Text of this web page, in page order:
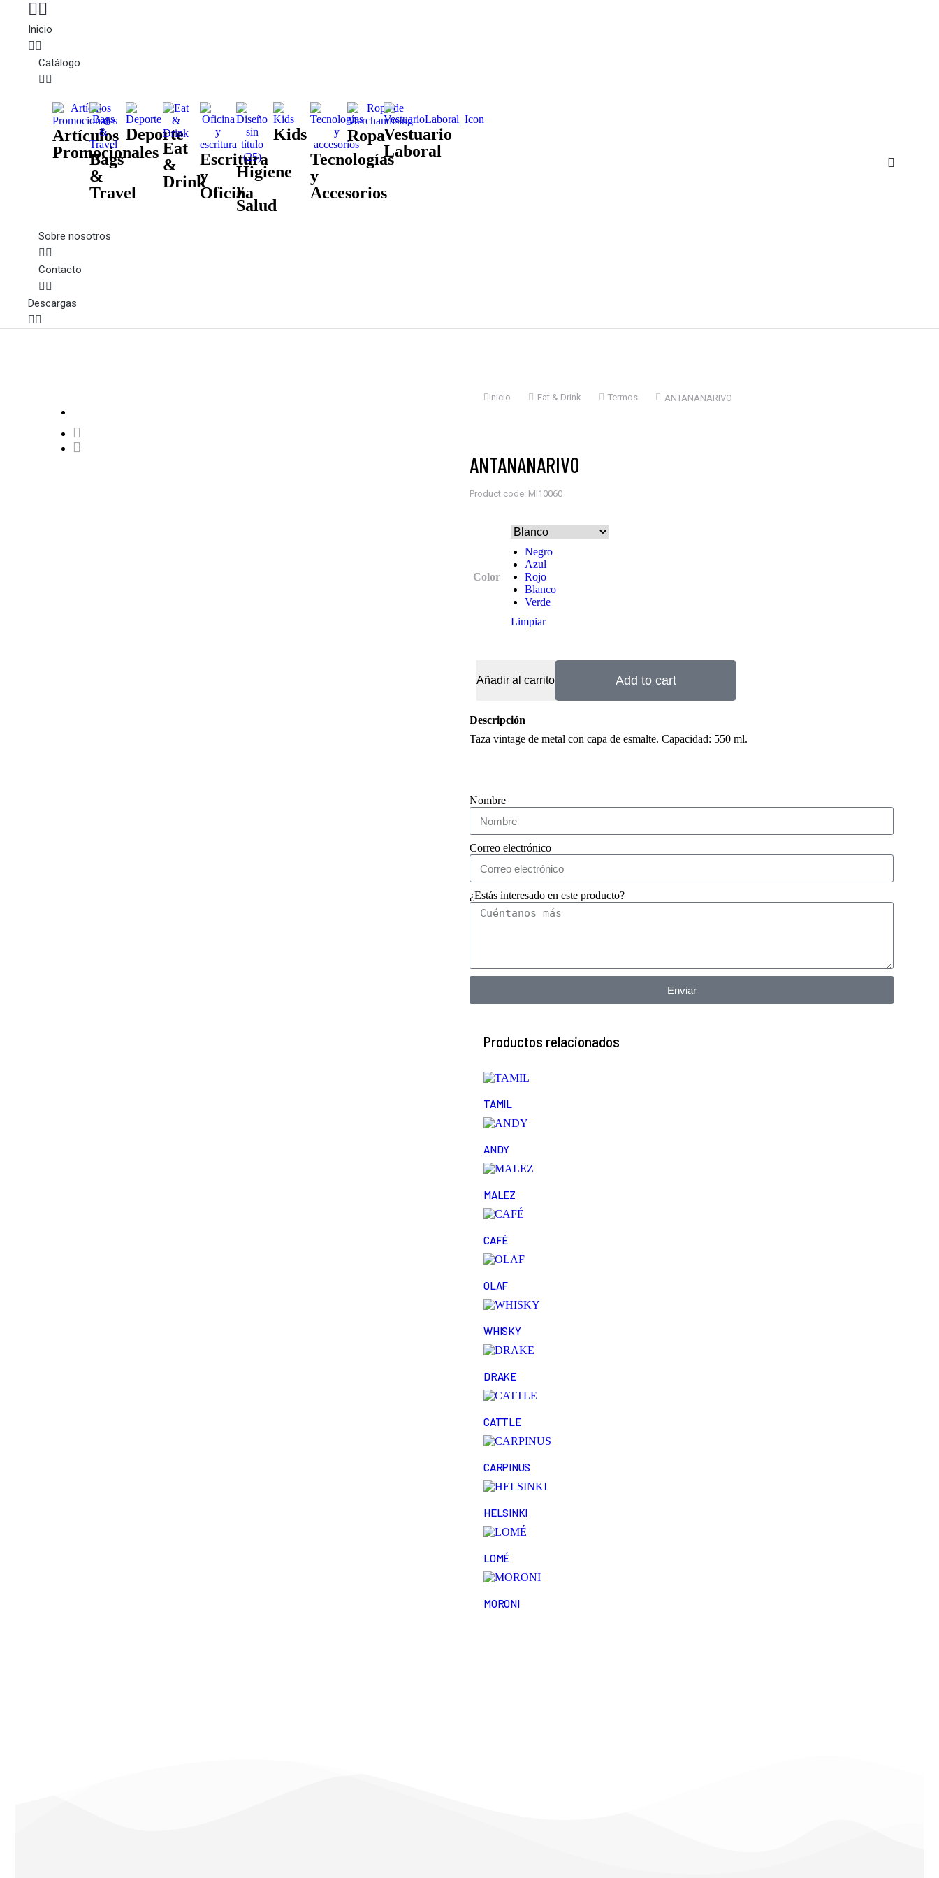
Inicio
Catálogo
Artículos
Promocionales
Bags
&
Travel
Deporte
Eat
&
Drink
Escritura
y
Oficina
Higiene
y
Salud
Kids
Tecnologías
y
Accesorios
RopaVestuario
Laboral
Sobre nosotros
Contacto
Descargas
Estás aquí:
Inicio Eat & Drink Termos ANTANANARIVO
ANTANANARIVO
Product code: MI10060
Color
Negro
Azul
Rojo
Blanco
Verde
Limpiar
Añadir al carrito Add to cart
Descripción
Taza vintage de metal con capa de esmalte. Capacidad: 550 ml.
Nombre
Correo electrónico
¿Estás interesado en este producto?
Enviar
Productos relacionados
TAMIL
ANDY
MALEZ
CAFÉ
OLAF
WHISKY
DRAKE
CATTLE
CARPINUS
HELSINKI
LOMÉ
MORONI